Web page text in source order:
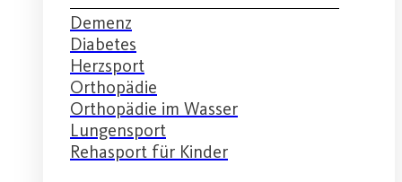
Demenz
Diabetes
Herzsport
Orthopädie
Orthopädie im Wasser
Lungensport
Rehasport für Kinder